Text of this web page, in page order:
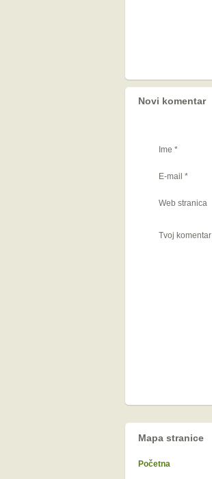
Novi komentar
Ime *
E-mail *
Web stranica
Tvoj komentar
Mapa stranice
Početna